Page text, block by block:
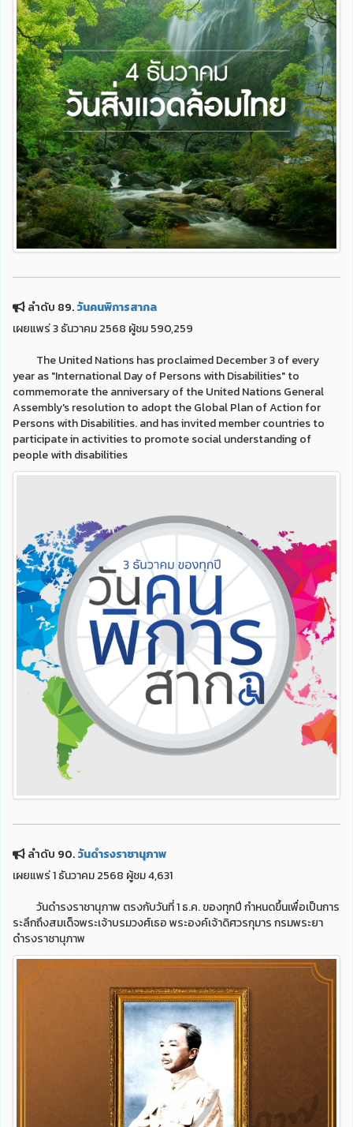
ลำดับ 89.วันคนพิการสากล
เผยแพร่ 3 ธันวาคม 2568 ผู้ชม 590,259
The United Nations has proclaimed December 3 of every
year as "International Day of Persons with Disabilities" to
commemorate the anniversary of the United Nations General
Assembly's resolution to adopt the Global Plan of Action for
Persons with Disabilities.and has invited member countries to
participate in activities to promote social understanding of
people with disabilities
ลำดับ 90.วันดำรงราชานุภาพ
เผยแพร่ 1 ธันวาคม 2568 ผู้ชม 4,631
วันดำรงราชานุภาพ ตรงกับวันที่ 1 ธ.ค. ของทุกปี กำหนดขึ้นเพื่อเป็นการ
ระลึกถึงสมเด็จพระเจ้าบรมวงศ์เธอ พระองค์เจ้าดิศวรกุมาร กรมพระยา
ดำรงราชานุภาพ